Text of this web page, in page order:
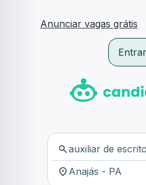
Anunciar vagas grátis
Entrar